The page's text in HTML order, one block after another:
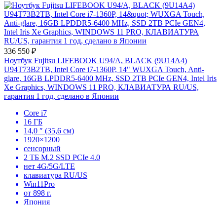
336 550 ₽
Ноутбук Fujitsu LIFEBOOK U94/A, BLACK (9U14A4)
U94T73B2TB, Intel Core i7-1360P, 14" WUXGA Touch, Anti-
glare, 16GB LPDDR5-6400 MHz, SSD 2TB PCIe GEN4, Intel Iris
Xe Graphics, WINDOWS 11 PRO, КЛАВИАТУРА RU/US,
гарантия 1 год, сделано в Японии
Core i7
16 ГБ
14,0 ″ (35,6 см)
1920×1200
сенсорный
2 ТБ M.2 SSD PCIe 4.0
нет 4G/5G/LTE
клавиатура RU/US
Win11Pro
от 898 г.
Япония